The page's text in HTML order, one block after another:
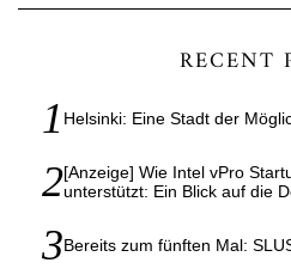
RECENT
Helsinki: Eine Stadt der
[Anzeige] Wie Intel vPro
unterstützt: Ein Blick auf die
Bereits zum fünften Mal: